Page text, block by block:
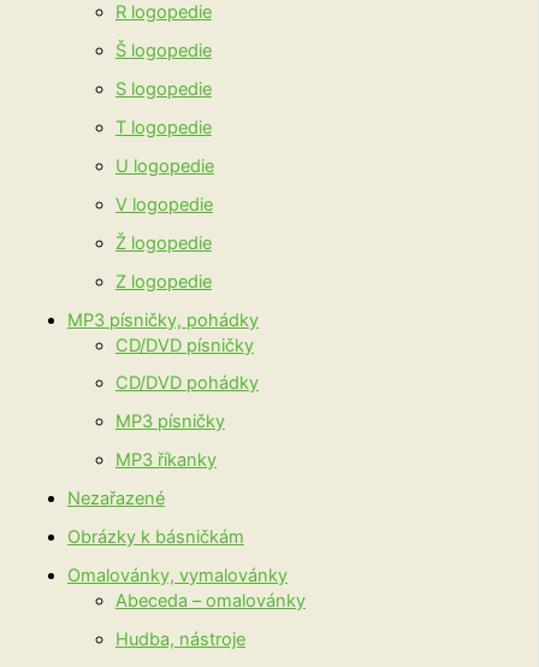
R logopedie
Š logopedie
S logopedie
T logopedie
U logopedie
V logopedie
Ž logopedie
Z logopedie
MP3 písničky, pohádky
CD/DVD písničky
CD/DVD pohádky
MP3 písničky
MP3 říkanky
Nezařazené
Obrázky k básničkám
Omalovánky, vymalovánky
Abeceda – omalovánky
Hudba, nástroje